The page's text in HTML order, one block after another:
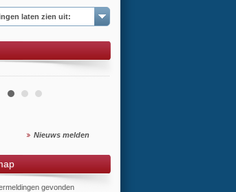
laten zien uit:
Nieuws melden
gevonden